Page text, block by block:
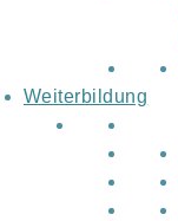
Weiterbildung